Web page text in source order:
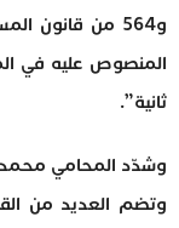
و564 من قانون
ثانية”.
وشدّد المحامي محمد
وتضم العديد من